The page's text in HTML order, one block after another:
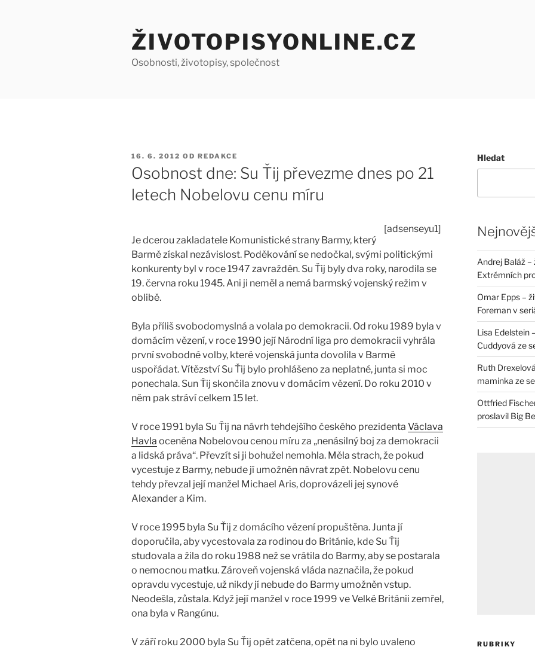
ŽIVOTOPISYONLINE.CZ
Osobnosti, životopisy, společnost
PUBLIKOVÁNO
16. 6. 2012 OD REDAKCE
Osobnost dne: Su Ťij převezme dnes po 21
letech Nobelovu cenu míru
[adsenseyu1]
Je dcerou zakladatele Komunistické strany Barmy, který
Barmě získal nezávislost. Poděkování se nedočkal, svými politickými
konkurenty byl v roce 1947 zavražděn. Su Ťij byly dva roky, narodila se
19. června roku 1945. Ani ji neměl a nemá barmský vojenský režim v
oblibě.
Byla příliš svobodomyslná a volala po demokracii. Od roku 1989 byla v
domácím vězení, v roce 1990 její Národní liga pro demokracii vyhrála
první svobodné volby, které vojenská junta dovolila v Barmě
uspořádat. Vítězství Su Ťij bylo prohlášeno za neplatné, junta si moc
ponechala. Sun Ťij skončila znovu v domácím vězení. Do roku 2010 v
něm pak stráví celkem 15 let.
V roce 1991 byla Su Ťij na návrh tehdejšího českého prezidenta Václava
Havla oceněna Nobelovou cenou míru za „nenásilný boj za demokracii
a lidská práva“. Převzít si ji bohužel nemohla. Měla strach, že pokud
vycestuje z Barmy, nebude jí umožněn návrat zpět. Nobelovu cenu
tehdy převzal její manžel Michael Aris, doprovázeli jej synové
Alexander a Kim.
V roce 1995 byla Su Ťij z domácího vězení propuštěna. Junta jí
doporučila, aby vycestovala za rodinou do Británie, kde Su Ťij
studovala a žila do roku 1988 než se vrátila do Barmy, aby se postarala
o nemocnou matku. Zároveň vojenská vláda naznačila, že pokud
opravdu vycestuje, už nikdy jí nebude do Barmy umožněn vstup.
Neodešla, zůstala. Když její manžel v roce 1999 ve Velké Británii zemřel,
ona byla v Rangúnu.
V září roku 2000 byla Su Ťij opět zatčena, opět na ni bylo uvaleno
Hledat
Andrej Baláž
Extrémních
Omar Epps –
Foreman v
Lisa Edelstein
Cuddyová ze
Ruth
maminka ze
Ottfried
proslavil Big
RUBRIKY